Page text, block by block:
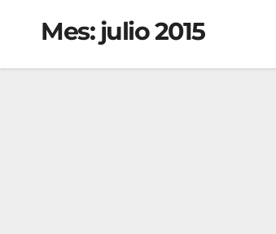
Mes:julio 2015